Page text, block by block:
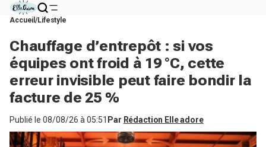
Accueil Lifestyle
Chauffage d’entrepôt : si vos
équipes ont froid à 19 °C, cette
erreur invisible peut faire bondir la
facture de 25 %
Publié le 08/08/26 à 05:51 Par Rédaction Elle adore